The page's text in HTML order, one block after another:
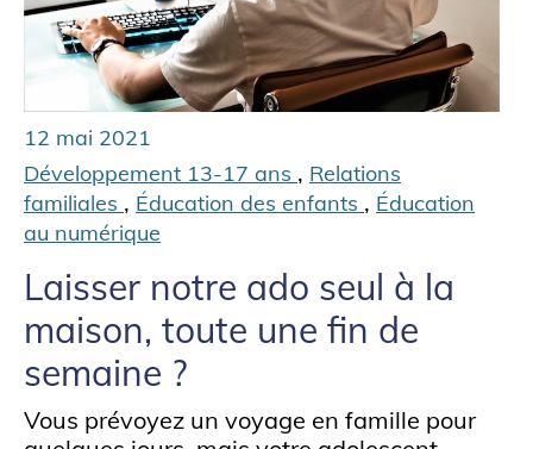
12 mai 2021
Développement 13-17 ans , Relations
familiales , Éducation des enfants , Éducation
au numérique
Laisser notre ado seul à la
maison, toute une fin de
semaine ?
Vous prévoyez un voyage en famille pour